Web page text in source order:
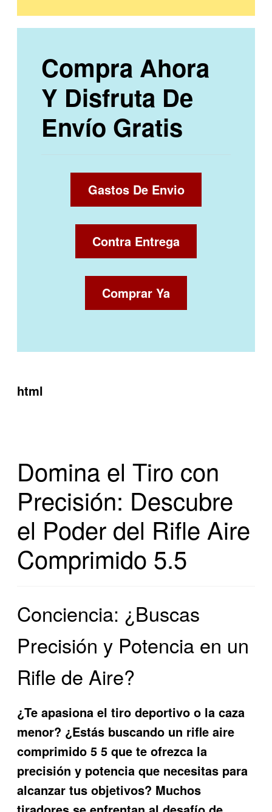
Compra Ahora
Y Disfruta De
Envío Gratis
Gastos De Envio
Contra Entrega
Comprar Ya
html
Domina el Tiro con
Precisión: Descubre
el Poder del Rifle Aire
Comprimido 5.5
Conciencia: ¿Buscas
Precisión y Potencia en un
Rifle de Aire?
¿Te apasiona el tiro deportivo o la caza
menor? ¿Estás buscando un rifle aire
comprimido 5 5 que te ofrezca la
precisión y potencia que necesitas para
alcanzar tus objetivos? Muchos